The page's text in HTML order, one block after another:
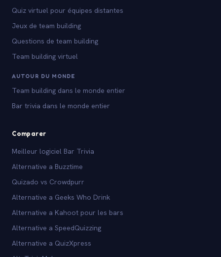
Quiz virtuel pour équipes distantes
Jeux de team building
Questions de team building
Team building virtuel
AUTOUR DU MONDE
Team building dans le monde entier
Bar trivia dans le monde entier
Comparer
Meilleur logiciel Bar Trivia
Alternative a Buzztime
Quizado vs Crowdpurr
Alternative a Geeks Who Drink
Alternative a Kahoot pour les bars
Alternative a SpeedQuizzing
Alternative a QuizXpress